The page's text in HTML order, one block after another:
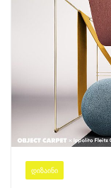
ᲓᲘᲖᲐᲘᲜᲘ